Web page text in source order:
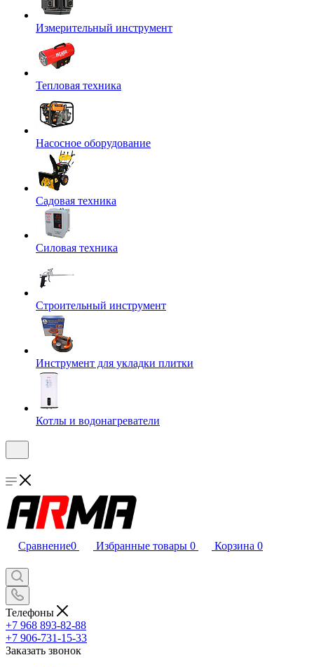
Измерительный инструмент
Тепловая техника
Насосное оборудование
Садовая техника
Силовая техника
Строительный инструмент
Инструмент для укладки плитки
Котлы и водонагреватели
Сравнение0 Избранные товары 0 Корзина 0
Телефоны
+7 968 893-82-88
+7 906-731-15-33
Заказать звонок